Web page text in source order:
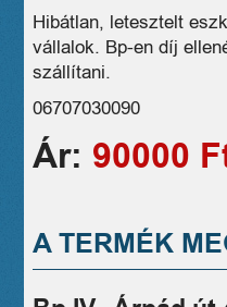
Hibátlan, letesztelt
vállalok. Bp-en díj
szállítani.
06707030090
Ár: 90000
A TERMÉK